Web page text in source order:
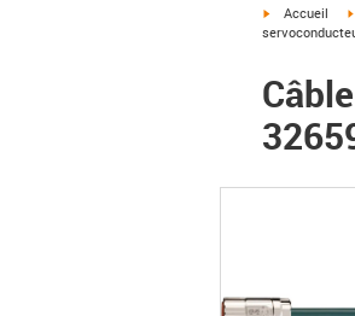
igus-icon-
Accueil